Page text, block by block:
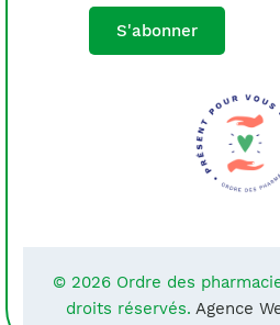
S'abonner
© 2026 Ordre des
droits réservés. Agence